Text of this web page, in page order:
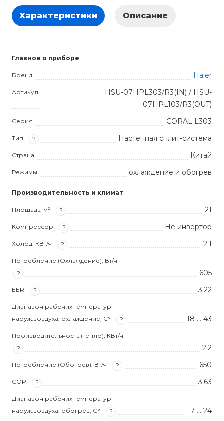
Характеристики Описание
Главное о приборе
Бренд Haier
Артикул
HSU-07HPL303/R3(IN) / HSU-
07HPL103/R3(OUT)
Серия CORAL L303
Тип ? Настенная сплит-система
Страна Китай
Режимы охлаждение и обогрев
Производительность и климат
Площадь, м² ? 21
Компрессор ? Не инвертор
Холод, КВт/ч ? 2.1
Потребление (Охлаждение), Вт/ч
?
605
EER ? 3.22
Диапазон рабочих температур
наруж.воздуха, охлаждение, С°
? 18 … 43
Производительность (тепло), КВт/ч
?
2.2
Потребление (Обогрев), Вт/ч ? 650
COP ? 3.63
Диапазон рабочих температур
наруж.воздуха, обогрев, С°
? -7 … 24